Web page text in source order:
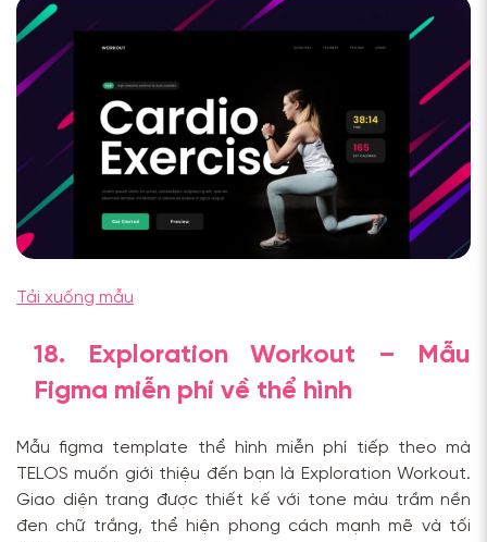
Tải xuống mẫu
18. Exploration Workout – Mẫu
Figma miễn phí về thể hình
Mẫu figma template thể hình miễn phí tiếp theo mà
TELOS muốn giới thiệu đến bạn là Exploration Workout.
Giao diện trang được thiết kế với tone màu trầm nền
đen chữ trắng, thể hiện phong cách mạnh mẽ và tối